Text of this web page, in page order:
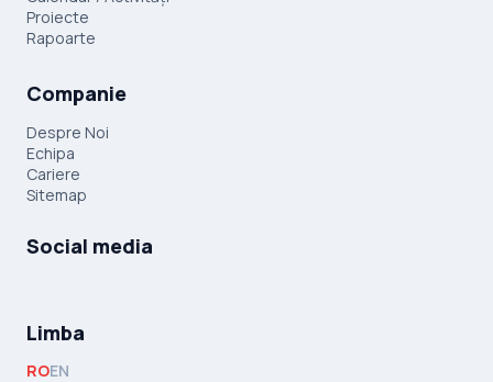
Proiecte
Rapoarte
Companie
Despre Noi
Echipa
Cariere
Sitemap
Social media
Limba
ROEN